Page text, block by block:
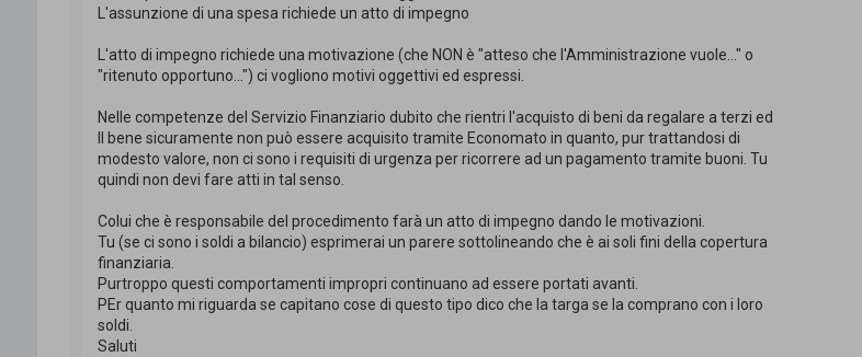
L'assunzione di una spesa richiede un atto di impegno
L'atto di impegno richiede una motivazione (che NON è "atteso che l'Amministrazione vuole..." o
"ritenuto opportuno...") ci vogliono motivi oggettivi ed espressi.
Nelle competenze del Servizio Finanziario dubito che rientri l'acquisto di beni da regalare a terzi ed
Il bene sicuramente non può essere acquisito tramite Economato in quanto, pur trattandosi di
modesto valore, non ci sono i requisiti di urgenza per ricorrere ad un pagamento tramite buoni. Tu
quindi non devi fare atti in tal senso.
Colui che è responsabile del procedimento farà un atto di impegno dando le motivazioni.
Tu (se ci sono i soldi a bilancio) esprimerai un parere sottolineando che è ai soli fini della copertura
finanziaria.
Purtroppo questi comportamenti impropri continuano ad essere portati avanti.
PEr quanto mi riguarda se capitano cose di questo tipo dico che la targa se la comprano con i loro
soldi.
Saluti